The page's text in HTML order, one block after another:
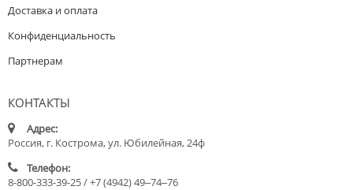
Доставка и оплата
Конфиденциальность
Партнерам
КОНТАКТЫ
Адрес:
Россия, г. Кострома, ул. Юбилейная, 24ф
Телефон:
8-800-333-39-25 / +7 (4942) 49‒74‒76